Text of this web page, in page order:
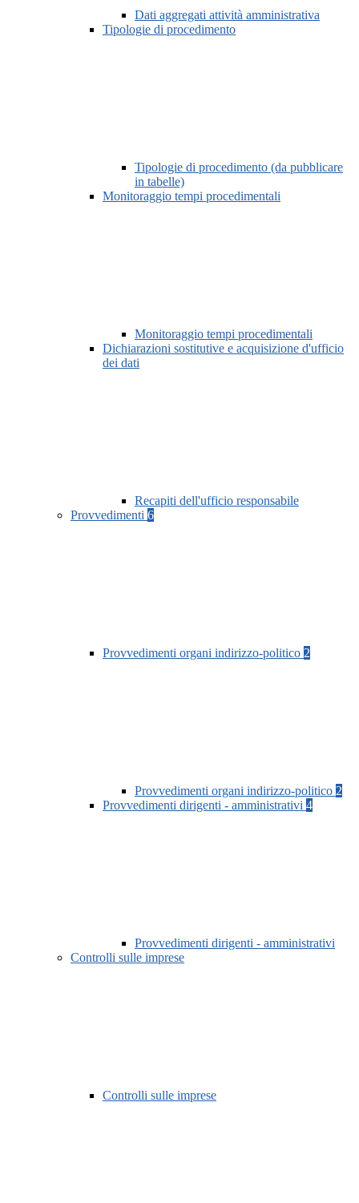
Dati aggregati attività amministrativa
Tipologie di procedimento
Tipologie di procedimento (da pubblicare
in tabelle)
Monitoraggio tempi procedimentali
Monitoraggio tempi procedimentali
Dichiarazioni sostitutive e acquisizione d'ufficio
dei dati
Recapiti dell'ufficio responsabile
Provvedimenti 6
Provvedimenti organi indirizzo-politico 2
Provvedimenti organi indirizzo-politico 2
Provvedimenti dirigenti - amministrativi 4
Provvedimenti dirigenti - amministrativi
Controlli sulle imprese
Controlli sulle imprese